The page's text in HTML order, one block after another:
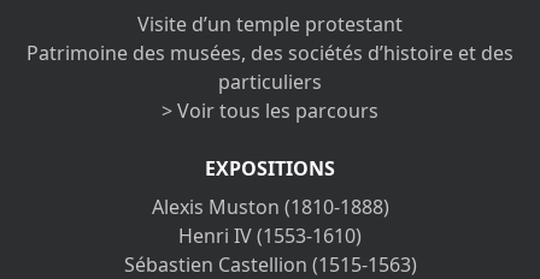
Visite d’un temple protestant
Patrimoine des musées, des sociétés d’histoire et des
particuliers
> Voir tous les parcours
EXPOSITIONS
Alexis Muston (1810-1888)
Henri IV (1553-1610)
Sébastien Castellion (1515-1563)